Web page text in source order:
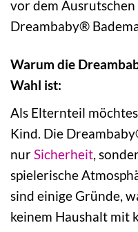
vor dem Ausrutschen
Dreambaby®
Warum die
Wahl ist:
Als Elternteil
Kind. Die
nur Sicherheit ,
spielerische
sind einige Gründe,
keinem Haushalt mit